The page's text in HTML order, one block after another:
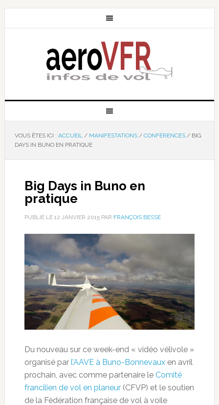
VOUS ÊTES ICI : ACCUEIL / MANIFESTATIONS / CONFÉRENCES /BIG
DAYS IN BUNO EN PRATIQUE
Big Days in Buno en
pratique
PUBLIÉ LE 12 JANVIER 2015PAR FRANÇOIS BESSE
Du nouveau sur ce week-end « vidéo vélivole »
organisé par l’AAVE à Buno-Bonnevauxen avril
prochain, avec comme partenaire le Comité
francilien de vol en planeur(CFVP) et le soutien
de la Fédération française de vol à voile